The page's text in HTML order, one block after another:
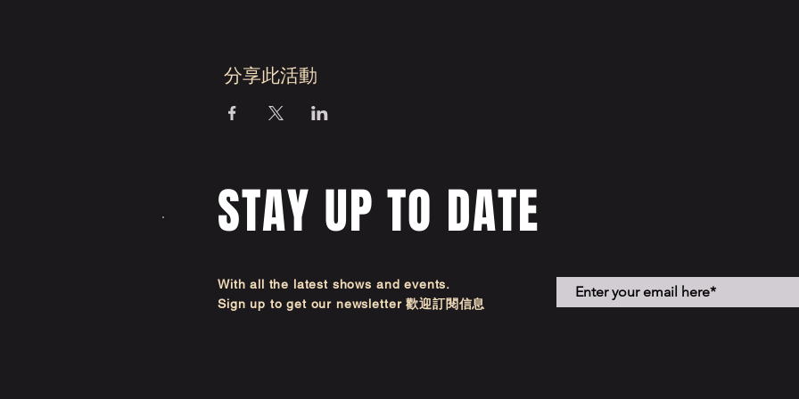
分享此活動
STAY UP TO DATE
With all the latest shows and events.
Sign up to get our newsletter 歡迎訂閱信息